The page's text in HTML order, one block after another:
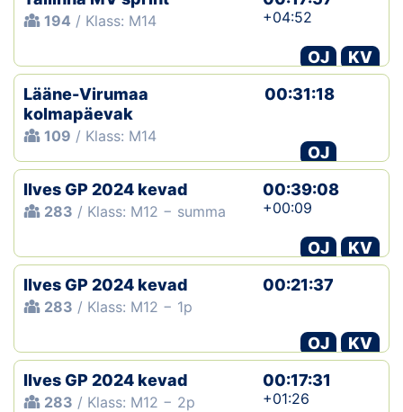
194 / Klass: M14 +04:52
OJ
KV
Lääne-Virumaa
kolmapäevak
109 / Klass: M14
00:31:18
OJ
Ilves GP 2024 kevad
283 / Klass: M12 − summa
00:39:08
+00:09
OJ
KV
Ilves GP 2024 kevad
283 / Klass: M12 − 1p
00:21:37
OJ
KV
Ilves GP 2024 kevad
283 / Klass: M12 − 2p
00:17:31
+01:26